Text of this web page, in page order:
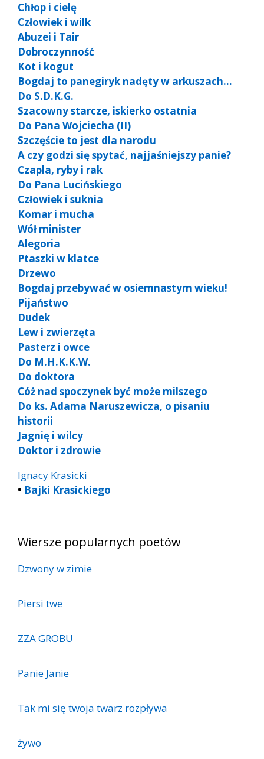
Chłop i cielę
Człowiek i wilk
Abuzei i Tair
Dobroczynność
Kot i kogut
Bogdaj to panegiryk nadęty w arkuszach…
Do S.D.K.G.
Szacowny starcze, iskierko ostatnia
Do Pana Wojciecha (II)
Szczęście to jest dla narodu
A czy godzi się spytać, najjaśniejszy panie?
Czapla, ryby i rak
Do Pana Lucińskiego
Człowiek i suknia
Komar i mucha
Wół minister
Alegoria
Ptaszki w klatce
Drzewo
Bogdaj przebywać w osiemnastym wieku!
Pijaństwo
Dudek
Lew i zwierzęta
Pasterz i owce
Do M.H.K.K.W.
Do doktora
Cóż nad spoczynek być może milszego
Do ks. Adama Naruszewicza, o pisaniu
historii
Jagnię i wilcy
Doktor i zdrowie
Ignacy Krasicki
• Bajki Krasickiego
Wiersze popularnych poetów
Dzwony w zimie
Piersi twe
ZZA GROBU
Panie Janie
Tak mi się twoja twarz rozpływa
żywo